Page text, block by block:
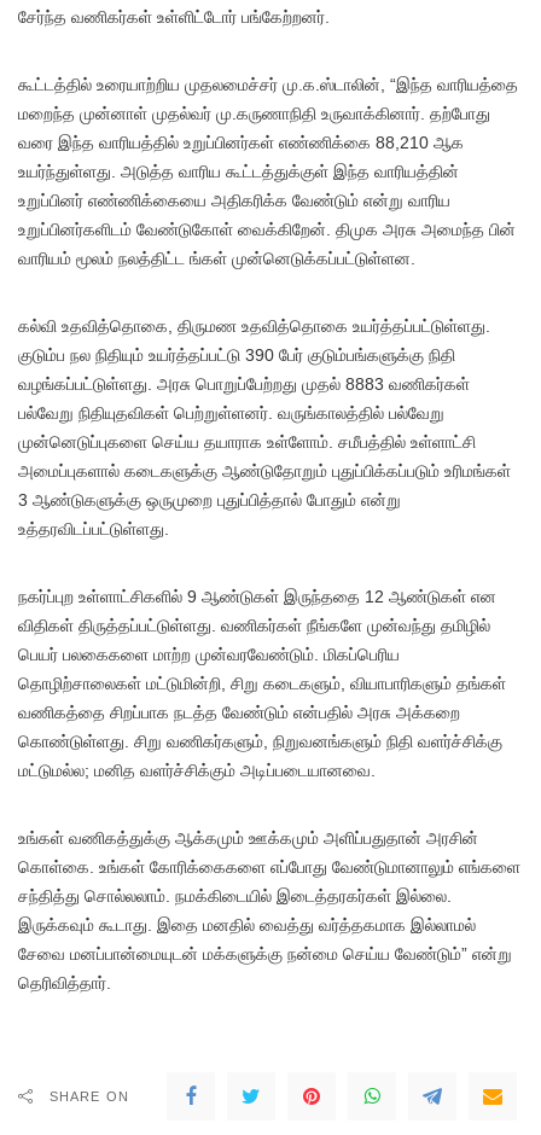
சேர்ந்த வணிகர்கள் உள்ளிட்டோர் பங்கேற்றனர்.
கூட்டத்தில் உரையாற்றிய முதலமைச்சர் மு.க.ஸ்டாலின், “இந்த வாரியத்தை
மறைந்த முன்னாள் முதல்வர் மு.கருணாநிதி உருவாக்கினார். தற்போது
வரை இந்த வாரியத்தில் உறுப்பினர்கள் எண்ணிக்கை 88,210 ஆக
உயர்ந்துள்ளது. அடுத்த வாரிய கூட்டத்துக்குள் இந்த வாரியத்தின்
உறுப்பினர் எண்ணிக்கையை அதிகரிக்க வேண்டும் என்று வாரிய
உறுப்பினர்களிடம் வேண்டுகோள் வைக்கிறேன். திமுக அரசு அமைந்த பின்
வாரியம் மூலம் நலத்திட்ட ங்கள் முன்னெடுக்கப்பட்டுள்ளன.
கல்வி உதவித்தொகை, திருமண உதவித்தொகை உயர்த்தப்பட்டுள்ளது.
குடும்ப நல நிதியும் உயர்த்தப்பட்டு 390 பேர் குடும்பங்களுக்கு நிதி
வழங்கப்பட்டுள்ளது. அரசு பொறுப்பேற்றது முதல் 8883 வணிகர்கள்
பல்வேறு நிதியுதவிகள் பெற்றுள்ளனர். வருங்காலத்தில் பல்வேறு
முன்னெடுப்புகளை செய்ய தயாராக உள்ளோம். சமீபத்தில் உள்ளாட்சி
அமைப்புகளால் கடைகளுக்கு ஆண்டுதோறும் புதுப்பிக்கப்படும் உரிமங்கள்
3 ஆண்டுகளுக்கு ஒருமுறை புதுப்பித்தால் போதும் என்று
உத்தரவிடப்பட்டுள்ளது.
நகர்ப்புற உள்ளாட்சிகளில் 9 ஆண்டுகள் இருந்ததை 12 ஆண்டுகள் என
விதிகள் திருத்தப்பட்டுள்ளது. வணிகர்கள் நீங்களே முன்வந்து தமிழில்
பெயர் பலகைகளை மாற்ற முன்வரவேண்டும். மிகப்பெரிய
தொழிற்சாலைகள் மட்டுமின்றி, சிறு கடைகளும், வியாபாரிகளும் தங்கள்
வணிகத்தை சிறப்பாக நடத்த வேண்டும் என்பதில் அரசு அக்கறை
கொண்டுள்ளது. சிறு வணிகர்களும், நிறுவனங்களும் நிதி வளர்ச்சிக்கு
மட்டுமல்ல; மனித வளர்ச்சிக்கும் அடிப்படையானவை.
உங்கள் வணிகத்துக்கு ஆக்கமும் ஊக்கமும் அளிப்பதுதான் அரசின்
கொள்கை. உங்கள் கோரிக்கைகளை எப்போது வேண்டுமானாலும் எங்களை
சந்தித்து சொல்லலாம். நமக்கிடையில் இடைத்தரகர்கள் இல்லை.
இருக்கவும் கூடாது. இதை மனதில் வைத்து வர்த்தகமாக இல்லாமல்
சேவை மனப்பான்மையுடன் மக்களுக்கு நன்மை செய்ய வேண்டும்” என்று
தெரிவித்தார்.
SHARE ON